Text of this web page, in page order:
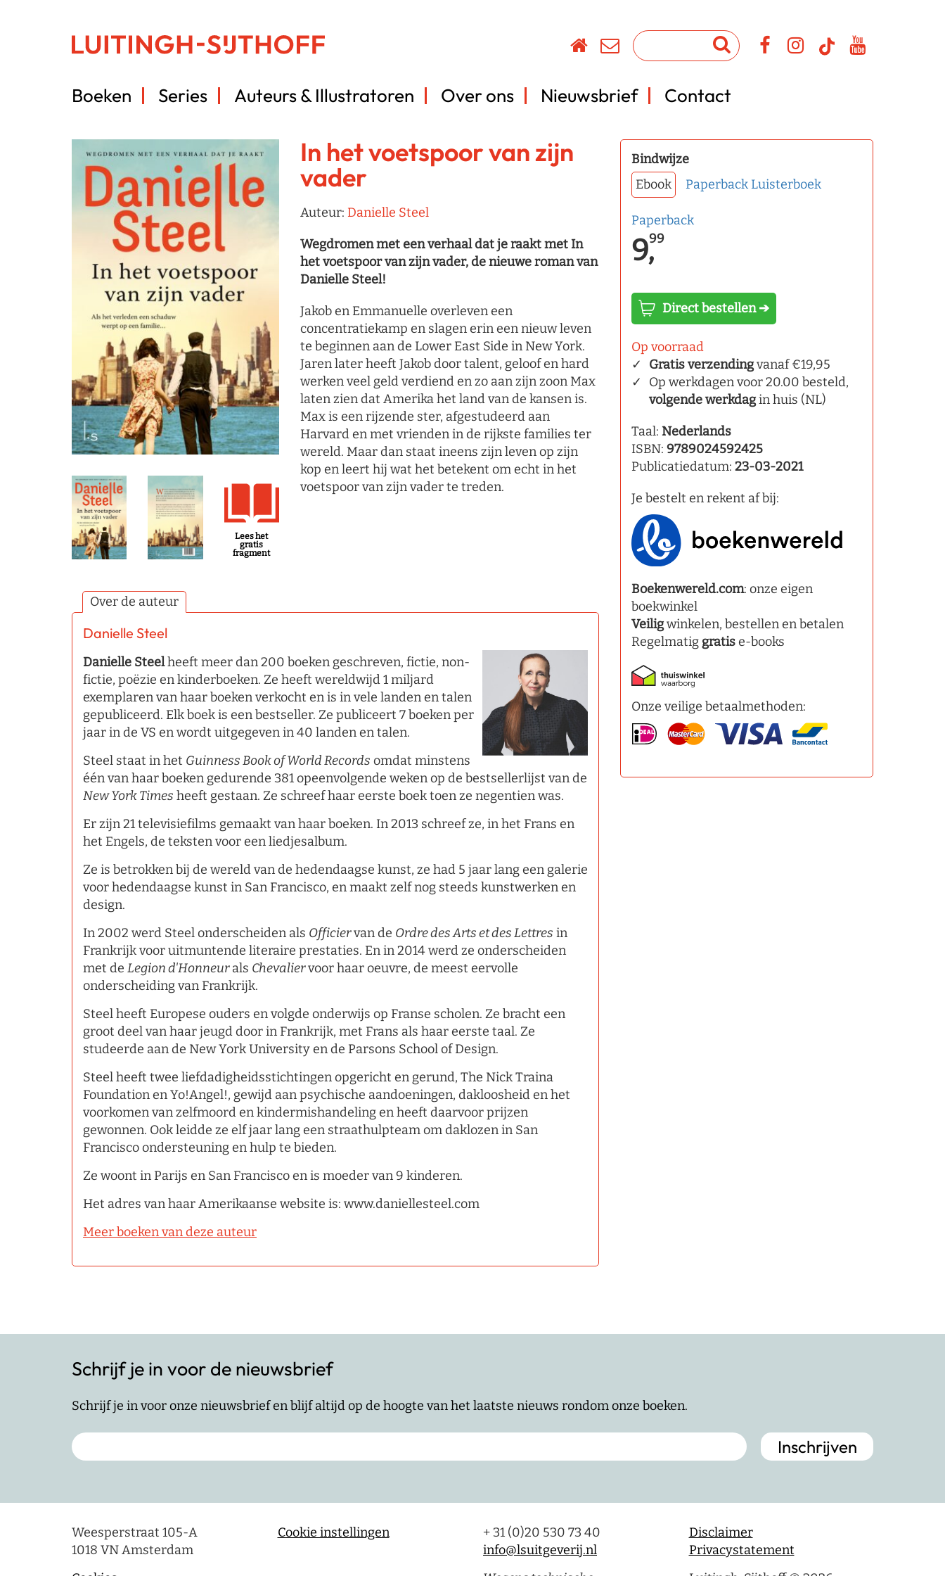
Boeken Series Auteurs & Illustratoren Over ons Nieuwsbrief Contact
Lees het
gratis
fragment
In het voetspoor van zijn
vader
Auteur: Danielle Steel
Wegdromen met een verhaal dat je raakt met In
het voetspoor van zijn vader, de nieuwe roman van
Danielle Steel!
Jakob en Emmanuelle overleven een
concentratiekamp en slagen erin een nieuw leven
te beginnen aan de Lower East Side in New York.
Jaren later heeft Jakob door talent, geloof en hard
werken veel geld verdiend en zo aan zijn zoon Max
laten zien dat Amerika het land van de kansen is.
Max is een rijzende ster, afgestudeerd aan
Harvard en met vrienden in de rijkste families ter
wereld. Maar dan staat ineens zijn leven op zijn
kop en leert hij wat het betekent om echt in het
voetspoor van zijn vader te treden.
Over de auteur
Danielle Steel
Danielle Steelheeft meer dan 200 boeken geschreven, fictie, non-
fictie, poëzie en kinderboeken. Ze heeft wereldwijd 1 miljard
exemplaren van haar boeken verkocht en is in vele landen en talen
gepubliceerd. Elk boek is een bestseller. Ze publiceert 7 boeken per
jaar in de VS en wordt uitgegeven in 40 landen en talen.
Steel staat in het Guinness Book of World Records omdat minstens
één van haar boeken gedurende 381 opeenvolgende weken op de bestsellerlijst van de
New York Times heeft gestaan. Ze schreef haar eerste boek toen ze negentien was.
Er zijn 21 televisiefilms gemaakt van haar boeken. In 2013 schreef ze, in het Frans en
het Engels, de teksten voor een liedjesalbum.
Ze is betrokken bij de wereld van de hedendaagse kunst, ze had 5 jaar lang een galerie
voor hedendaagse kunst in San Francisco, en maakt zelf nog steeds kunstwerken en
design.
In 2002 werd Steel onderscheiden als Officiervan de Ordre des Arts et des Lettres in
Frankrijk voor uitmuntende literaire prestaties. En in 2014 werd ze onderscheiden
met de Legion d'Honneurals Chevaliervoor haar oeuvre, de meest eervolle
onderscheiding van Frankrijk.
Steel heeft Europese ouders en volgde onderwijs op Franse scholen. Ze bracht een
groot deel van haar jeugd door in Frankrijk, met Frans als haar eerste taal. Ze
studeerde aan de New York University en de Parsons School of Design.
Steel heeft twee liefdadigheidsstichtingen opgericht en gerund, The Nick Traina
Foundation en Yo!Angel!, gewijd aan psychische aandoeningen, dakloosheid en het
voorkomen van zelfmoord en kindermishandeling en heeft daarvoor prijzen
gewonnen. Ook leidde ze elf jaar lang een straathulpteam om daklozen in San
Francisco ondersteuning en hulp te bieden.
Ze woont in Parijs en San Francisco en is moeder van 9 kinderen.
Het adres van haar Amerikaanse website is: www.daniellesteel.com
Meer boeken van deze auteur
Bindwijze
Ebook
Paperback Luisterboek
Paperback
9,99
Direct bestellen ➔
Op voorraad
Gratis verzendingvanaf €19,95
Op werkdagen voor 20.00 besteld,
volgende werkdagin huis (NL)
Taal: Nederlands
ISBN: 9789024592425
Publicatiedatum: 23-03-2021
Je bestelt en rekent af bij:
Boekenwereld.com: onze eigen
boekwinkel
Veiligwinkelen, bestellen en betalen
Regelmatig gratise-books
Onze veilige betaalmethoden:
Schrijf je in voor de nieuwsbrief
Schrijf je in voor onze nieuwsbrief en blijf altijd op de hoogte van het laatste nieuws rondom onze boeken.
Weesperstraat 105-A
1018 VN Amsterdam
Cookie instellingen
+ 31 (0)20 530 73 40
info@lsuitgeverij.nl
Disclaimer
Privacystatement